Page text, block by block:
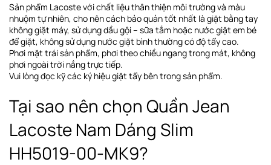
Sản phẩm Lacoste với chất liệu thân thiện môi trường và màu
nhuộm tự nhiên, cho nên cách bảo quản tốt nhất là giặt bằng tay
không giặt máy, sử dụng dầu gội – sữa tắm hoặc nước giặt em bé
để giặt, không sử dụng nước giặt bình thường có độ tẩy cao.
Phơi mặt trái sản phẩm, phơi theo chiều ngangtrong mát, không
phơi ngoài trời nắng trực tiếp.
Vui lòng đọc kỹ các ký hiệu giặt tẩy bên trong sản phẩm.
Tại sao nên chọn Quần Jean
Lacoste Nam Dáng Slim
HH5019-00-MK9?